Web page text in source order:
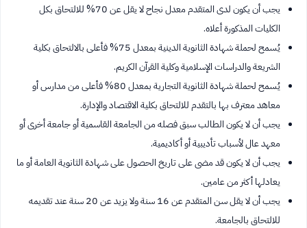
يجب أن يكون لدى المتقدم معدل نجاح لا يقل عن 70% للالتحاق بكل
الكليات المذكورة أعلاه.
يُسمح لحملة شهادة الثانوية الدينية بمعدل 75% فأعلى بالالتحاق بكلية
الشريعة والدراسات الإسلامية وكلية القرآن الكريم.
يُسمح لحملة شهادة الثانوية التجارية بمعدل 80% فأعلى من مدارس أو
معاهد معترف بها بالتقدم للالتحاق بكلية الاقتصاد والإدارة.
يجب أن لا يكون الطالب سبق فصله من الجامعة القاسمية أو جامعة أخرى أو
معهد عال لأسباب تأديبية أو أكاديمية.
يجب أن لا يكون قد مضى على تاريخ الحصول على شهادة الثانوية العامة أو ما
يعادلها أكثر من عامين.
يجب أن لا يقل سن المتقدم عن 16 سنة ولا يزيد عن 20 سنة عند تقديمه
للالتحاق بالجامعة.